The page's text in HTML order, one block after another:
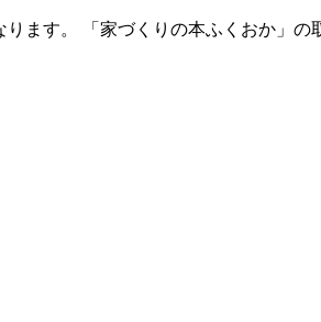
ます。 「家づくりの本ふくおか」